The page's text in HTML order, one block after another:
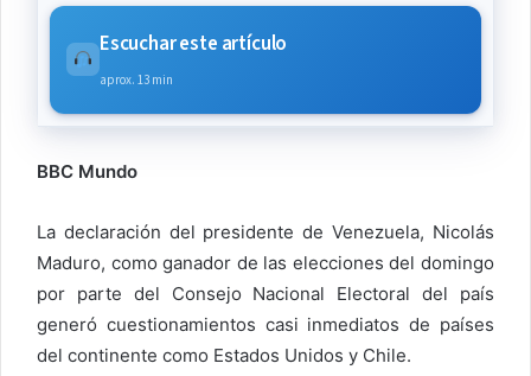
Escuchar este artículo
aprox. 13 min
BBC Mundo
La declaración del presidente de Venezuela, Nicolás
Maduro, como ganador de las elecciones del domingo
por parte del Consejo Nacional Electoral del país
generó cuestionamientos casi inmediatos de países
del continente como Estados Unidos y Chile.